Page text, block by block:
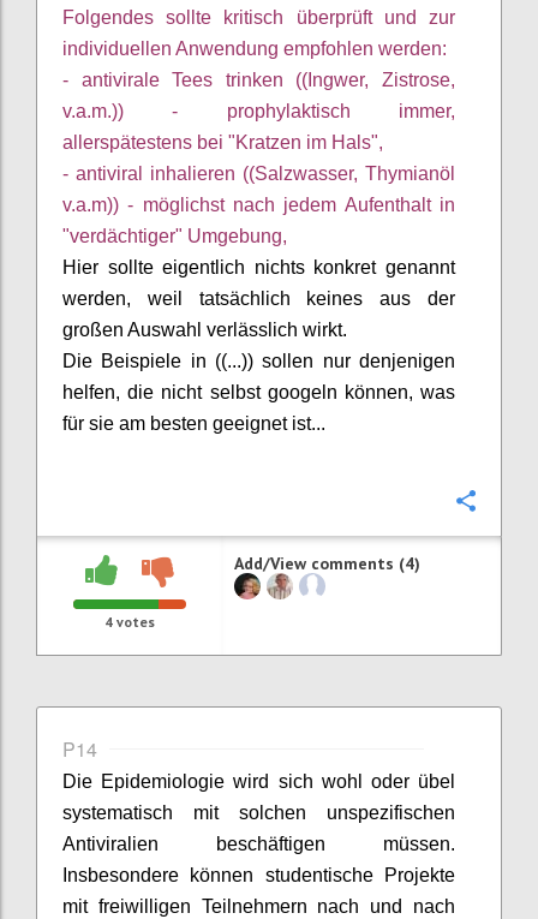
Folgendes sollte kritisch überprüft und zur
individuellen Anwendung empfohlen werden:
- antivirale Tees trinken ((Ingwer, Zistrose,
v.a.m.)) - prophylaktisch immer,
allerspätestens bei "Kratzen im Hals",
- antiviral inhalieren ((Salzwasser, Thymianöl
v.a.m)) - möglichst nach jedem Aufenthalt in
"verdächtiger" Umgebung,
Hier sollte eigentlich nichts konkret genannt
werden, weil tatsächlich keines aus der
großen Auswahl verlässlich wirkt.
Die Beispiele in ((...)) sollen nur denjenigen
helfen, die nicht selbst googeln können, was
für sie am besten geeignet ist...
4 votes
Add/View comments (4)
P14
Die Epidemiologie wird sich wohl oder übel
systematisch mit solchen unspezifischen
Antiviralien beschäftigen müssen.
Insbesondere können studentische Projekte
mit freiwilligen Teilnehmern nach und nach